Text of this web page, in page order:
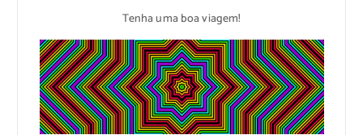
Tenha uma boa viagem!